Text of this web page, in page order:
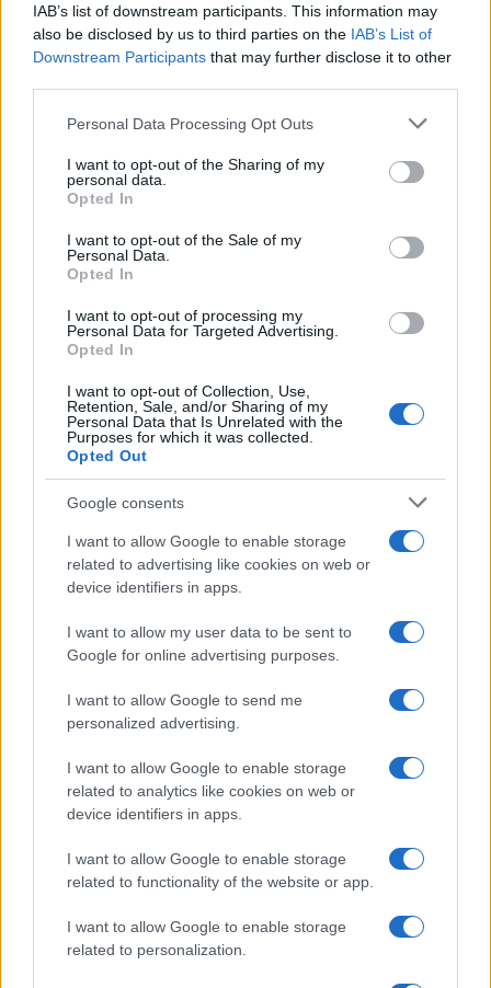
IAB’s list of downstream participants. This information may
also be disclosed by us to third parties on the IAB’s List of
Downstream Participants that may further disclose it to other
Please note that this website/app uses one or more Google
not limited to your visit or usage behaviour. You may click to
grant or deny consent to Google and its third-party tags to
use your data for below specified purposes in below Google
consent section.
Personal Data Processing Opt Outs
I want to opt-out of the Sharing of my
personal data.
Opted In
I want to opt-out of the Sale of my
Personal Data.
Opted In
I want to opt-out of processing my
Personal Data for Targeted Advertising.
Opted In
I want to opt-out of Collection, Use,
Retention, Sale, and/or Sharing of my
Personal Data that Is Unrelated with the
Purposes for which it was collected.
Opted Out
Google consents
I want to allow Google to enable storage
related to advertising like cookies on web or
device identifiers in apps.
I want to allow my user data to be sent to
Google for online advertising purposes.
I want to allow Google to send me
personalized advertising.
I want to allow Google to enable storage
related to analytics like cookies on web or
device identifiers in apps.
I want to allow Google to enable storage
related to functionality of the website or app.
I want to allow Google to enable storage
related to personalization.
RIFIUTI Doppio ko
in Assemblea
Raggi
Successiva
DIMISSIONI DI
“Governo
elezioni”
Luigi Di Maio Movimento 5 stelle Politica
ARTICOLI CORRELATI
Politica e Mafia: Il Caso Cavalletti Fa Tremare Roma
Politica, il libro del Generale Vannacci che scuote
l’opinione pubblica
MAMIANI OCCUPATO – Spunta lo striscione contro